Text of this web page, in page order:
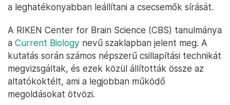
a leghatékonyabban leállítani a csecsemők sírását.
A RIKEN Center for Brain Science (CBS) tanulmánya
a Current Biology nevű szaklapban jelent meg. A
kutatás során számos népszerű csillapítási technikát
megvizsgáltak, és ezek közül állították össze az
altatókoktélt, ami a legjobban működő
megoldásokat ötvözi.